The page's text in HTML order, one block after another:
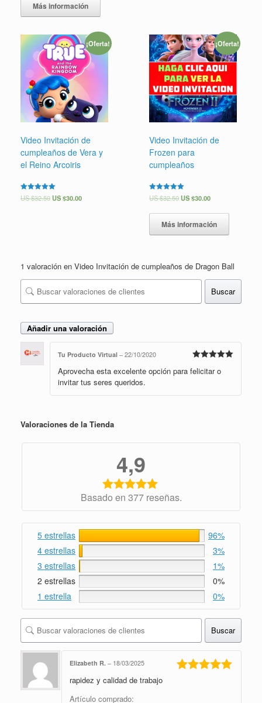
Más información
¡Oferta!
Video Invitación de
cumpleaños de Vera y
el Reino Arcoiris
Valorado en
5.00
US $32.50US $30.00
¡Oferta!
Video Invitación de
Frozen para
cumpleaños
Valorado en
5.00
US $32.50US $30.00
Más información
1 valoración en Video Invitación de cumpleaños de Dragon Ball
Buscar
Añadir una valoración
5de 5
Tu Producto Virtual – 22/10/2020
Aprovecha esta excelente opción para felicitar o
invitar tus seres queridos.
Valoraciones de la Tienda
4,9
Basado en 377 reseñas.
5 estrellas
96%
4 estrellas
3%
3 estrellas
1%
2 estrellas
0%
1 estrella
0%
Buscar
Elizabeth R. – 18/03/2025
rapidez y calidad de trabajo
Artículo comprado: